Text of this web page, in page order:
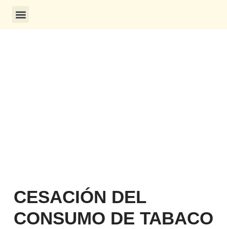
CESACIÓN DEL
CONSUMO DE TABACO